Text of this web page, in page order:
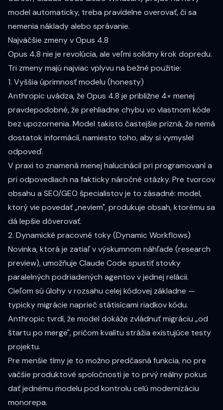
model automaticky, treba pravidelne overovať, či sa
nemenia náklady alebo správanie.
Najväčšie zmeny v Opus 4.8
Opus 4.8 nie je revolúcia, ale veľmi solídny krok dopredu.
Tri zmeny majú najviac vplyvu na bežné použitie:
1. Vyššia úprimnosť modelu (honesty)
Anthropic uvádza, že Opus 4.8 je približne 4× menej
pravdepodobné, že prehliadne chybu vo vlastnom kóde
bez upozornenia. Model takisto častejšie prizná, že nemá
dostatok informácií, namiesto toho, aby si vymyslel
odpoveď.
V praxi to znamená menej halucinácií pri programovaní a
pri odpovediach na fakticky náročné otázky. Pre tvorcov
obsahu a SEO/GEO špecialistov je to zásadné: model,
ktorý vie povedať „neviem", produkuje obsah, ktorému sa
dá lepšie dôverovať.
2. Dynamické pracovné toky (Dynamic Workflows)
Novinka, ktorá je zatiaľ vvýskumnom náhľade (research
preview), umožňuje Claude Code spustiť stovky
paralelných podriadených agentov v jednej relácii.
Cieľom sú úlohy v rozsahu celej kódovej základne —
typicky migrácie naprieč státisícami riadkov kódu.
Anthropic tvrdí, že model dokáže zvládnuť migráciu „od
štartu po merge", pričom kvalitu strážia existujúce testy
projektu.
Pre menšie tímy je to možno predčasná funkcia, no pre
väčšie produktové spoločnosti je to prvý reálny pokus
dať jednému modelu pod kontrolu celú modernizáciu
monorepa.